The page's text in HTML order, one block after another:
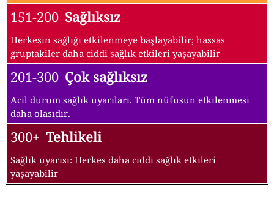
151-200 Sağlıksız
Herkesin sağlığı etkilenmeye başlayabilir; hassas
gruptakiler daha ciddi sağlık etkileri yaşayabilir
201-300 Çok sağlıksız
Acil durum sağlık uyarıları. Tüm nüfusun etkilenmesi
daha olasıdır.
300+ Tehlikeli
Sağlık uyarısı: Herkes daha ciddi sağlık etkileri
yaşayabilir